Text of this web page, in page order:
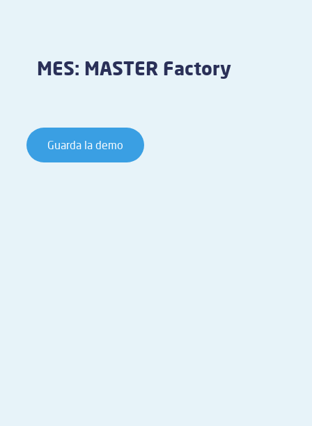
MES: MASTER Factory
Guarda la demo